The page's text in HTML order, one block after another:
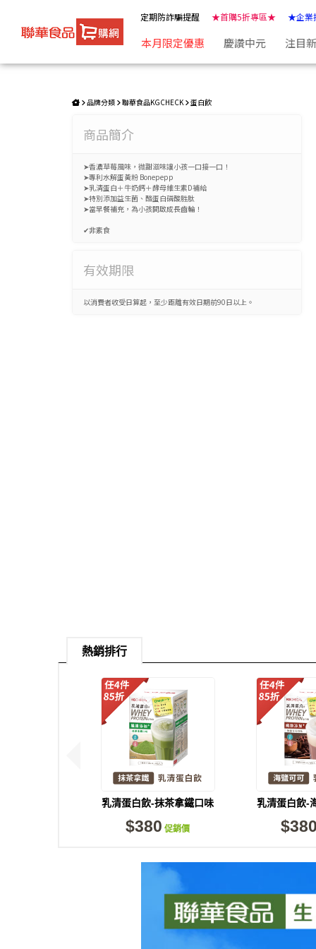
定期防詐騙提醒 ★首購5折專區★ ★企業
本月限定優惠 慶讚中元 注目
品牌分類 聯華食品KGCHECK 蛋白飲
商品簡介
➤香濃草莓風味，微甜滋味讓小孩一口接一口！
➤專利水解蛋黃粉 Bonepepp
➤乳清蛋白＋牛奶鈣＋酵母維生素D補給
➤特別添加益生菌、酪蛋白磷酸胜肽
➤當早餐補充，為小孩開啟成長齒輪！
✔非素食
有效期限
以消費者收受日算起，至少距離有效日期前90日以上。
現貨足
熱銷排行
乳清蛋白飲-抹茶拿鐵口味
(6包)
$380 促銷價
乳清蛋白飲-
(6